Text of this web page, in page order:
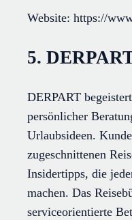
Website: https://
5.
DERPART
persönlicher
Urlaubsideen.
zugeschnittenen
Insidertipps, die
machen. Das
serviceorientierte